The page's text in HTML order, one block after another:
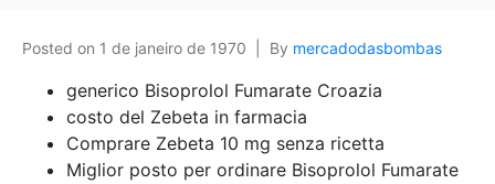
Posted on 1 de janeiro de 1970 By mercadodasbombas
generico Bisoprolol Fumarate Croazia
costo del Zebeta in farmacia
Comprare Zebeta 10 mg senza ricetta
Miglior posto per ordinare Bisoprolol Fumarate